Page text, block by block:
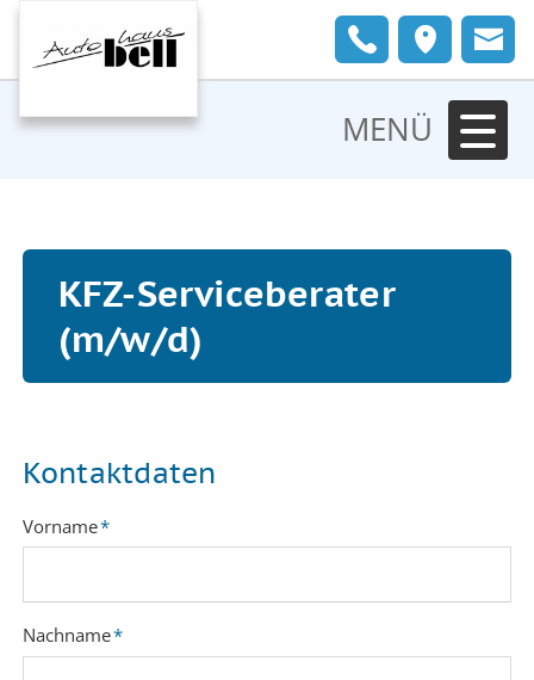
MENÜ
KFZ-Serviceberater
(m/w/d)
Kontaktdaten
Pflichtfeld
Vorname*
Pflichtfeld
Nachname*